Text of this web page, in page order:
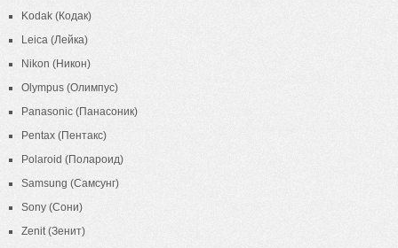
Kodak (Кодак)
Leica (Лейка)
Nikon (Никон)
Olympus (Олимпус)
Panasonic (Панасоник)
Pentax (Пентакс)
Polaroid (Полароид)
Samsung (Самсунг)
Sony (Сони)
Zenit (Зенит)